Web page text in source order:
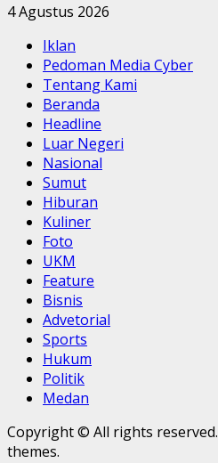
4 Agustus 2026
Iklan
Pedoman Media Cyber
Tentang Kami
Beranda
Headline
Luar Negeri
Nasional
Sumut
Hiburan
Kuliner
Foto
UKM
Feature
Bisnis
Advetorial
Sports
Hukum
Politik
Medan
Copyright © All rights reserved.
themes.